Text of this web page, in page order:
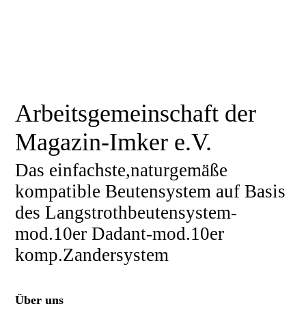
Arbeitsgemeinschaft der
Magazin-Imker e.V.
Das einfachste,naturgemäße
kompatible Beutensystem auf Basis
des Langstrothbeutensystem-
mod.10er Dadant-mod.10er
komp.Zandersystem
Über uns